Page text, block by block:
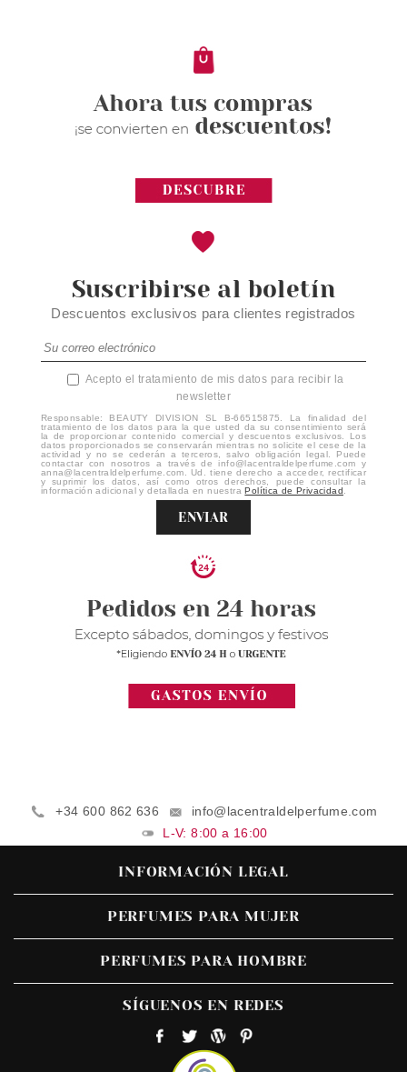
2.75€
Suscribirse al boletín
Descuentos exclusivos para clientes registrados
Acepto el tratamiento de mis datos para recibir la
newsletter
Responsable: BEAUTY DIVISION SL B-66515875. La finalidad del
tratamiento de los datos para la que usted da su consentimiento será
la de proporcionar contenido comercial y descuentos exclusivos. Los
datos proporcionados se conservarán mientras no solicite el cese de la
actividad y no se cederán a terceros, salvo obligación legal. Puede
contactar con nosotros a través de info@lacentraldelperfume.com y
anna@lacentraldelperfume.com. Ud. tiene derecho a acceder, rectificar
y suprimir los datos, así como otros derechos, puede consultar la
información adicional y detallada en nuestraPolítica de Privacidad
ENVIAR
+34 600 862 636
info@lacentraldelperfume.com
L-V: 8:00 a 16:00
INFORMACIÓN LEGAL
PERFUMES PARA MUJER
PERFUMES PARA HOMBRE
SÍGUENOS EN REDES